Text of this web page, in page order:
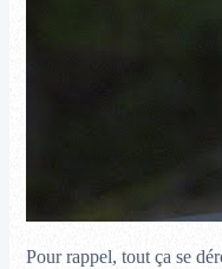
Pour rappel, tout ça se